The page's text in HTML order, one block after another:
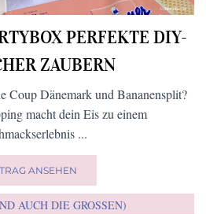
PERFEKTE DIY-
ZAUBERN
Coup Dänemark und Bananensplit?
macht dein Eis zu einem
...
ANSEHEN
AUCH DIE GROSSEN)